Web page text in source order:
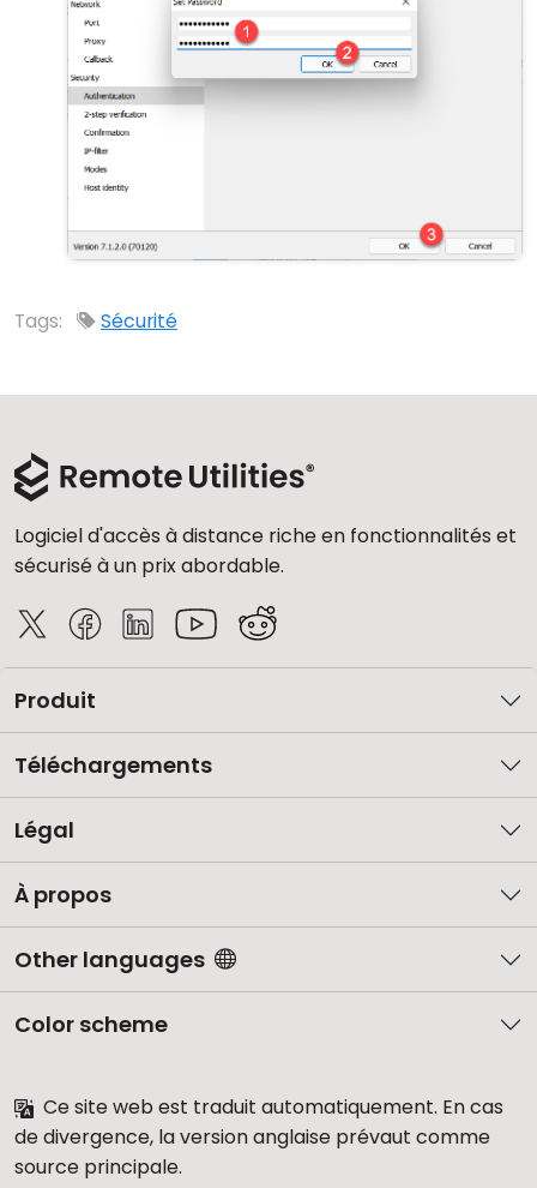
Tags: Sécurité
Logiciel d'accès à distance riche en fonctionnalités et
sécurisé à un prix abordable.
Produit
Téléchargements
Légal
À propos
Other languages
Color scheme
Ce site web est traduit automatiquement. En cas
de divergence, la version anglaise prévaut comme
source principale.